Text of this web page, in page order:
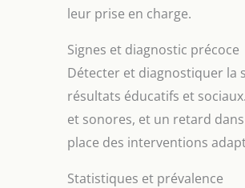
leur prise en charge.
Signes et diagnostic précoce
Détecter et diagnostiquer la
résultats éducatifs et
et sonores, et un retard
place des interventions
Statistiques et prévalence